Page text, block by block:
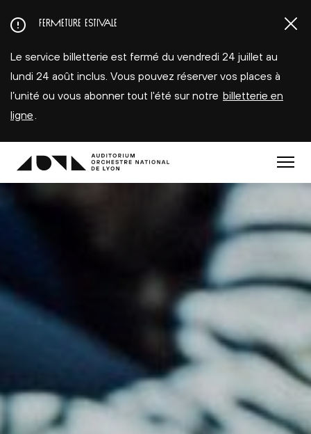
au
principal
FERMETURE ESTIVALE
Le service billetterie est fermé du vendredi 24 juillet au
lundi 24 août inclus. Vous pouvez réserver vos places à
l’unité ou vous abonner tout l'été sur notre billetterie en
ligne
Menu